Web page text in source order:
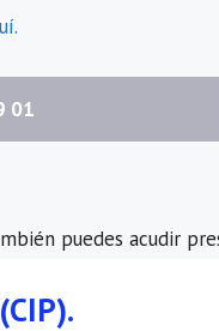
01
puedes acudir